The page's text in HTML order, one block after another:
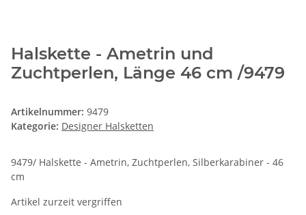
Halskette - Ametrin und
Zuchtperlen, Länge 46 cm /9479
Artikelnummer: 9479
Kategorie: Designer Halsketten
9479/ Halskette - Ametrin, Zuchtperlen, Silberkarabiner - 46
cm
Artikel zurzeit vergriffen